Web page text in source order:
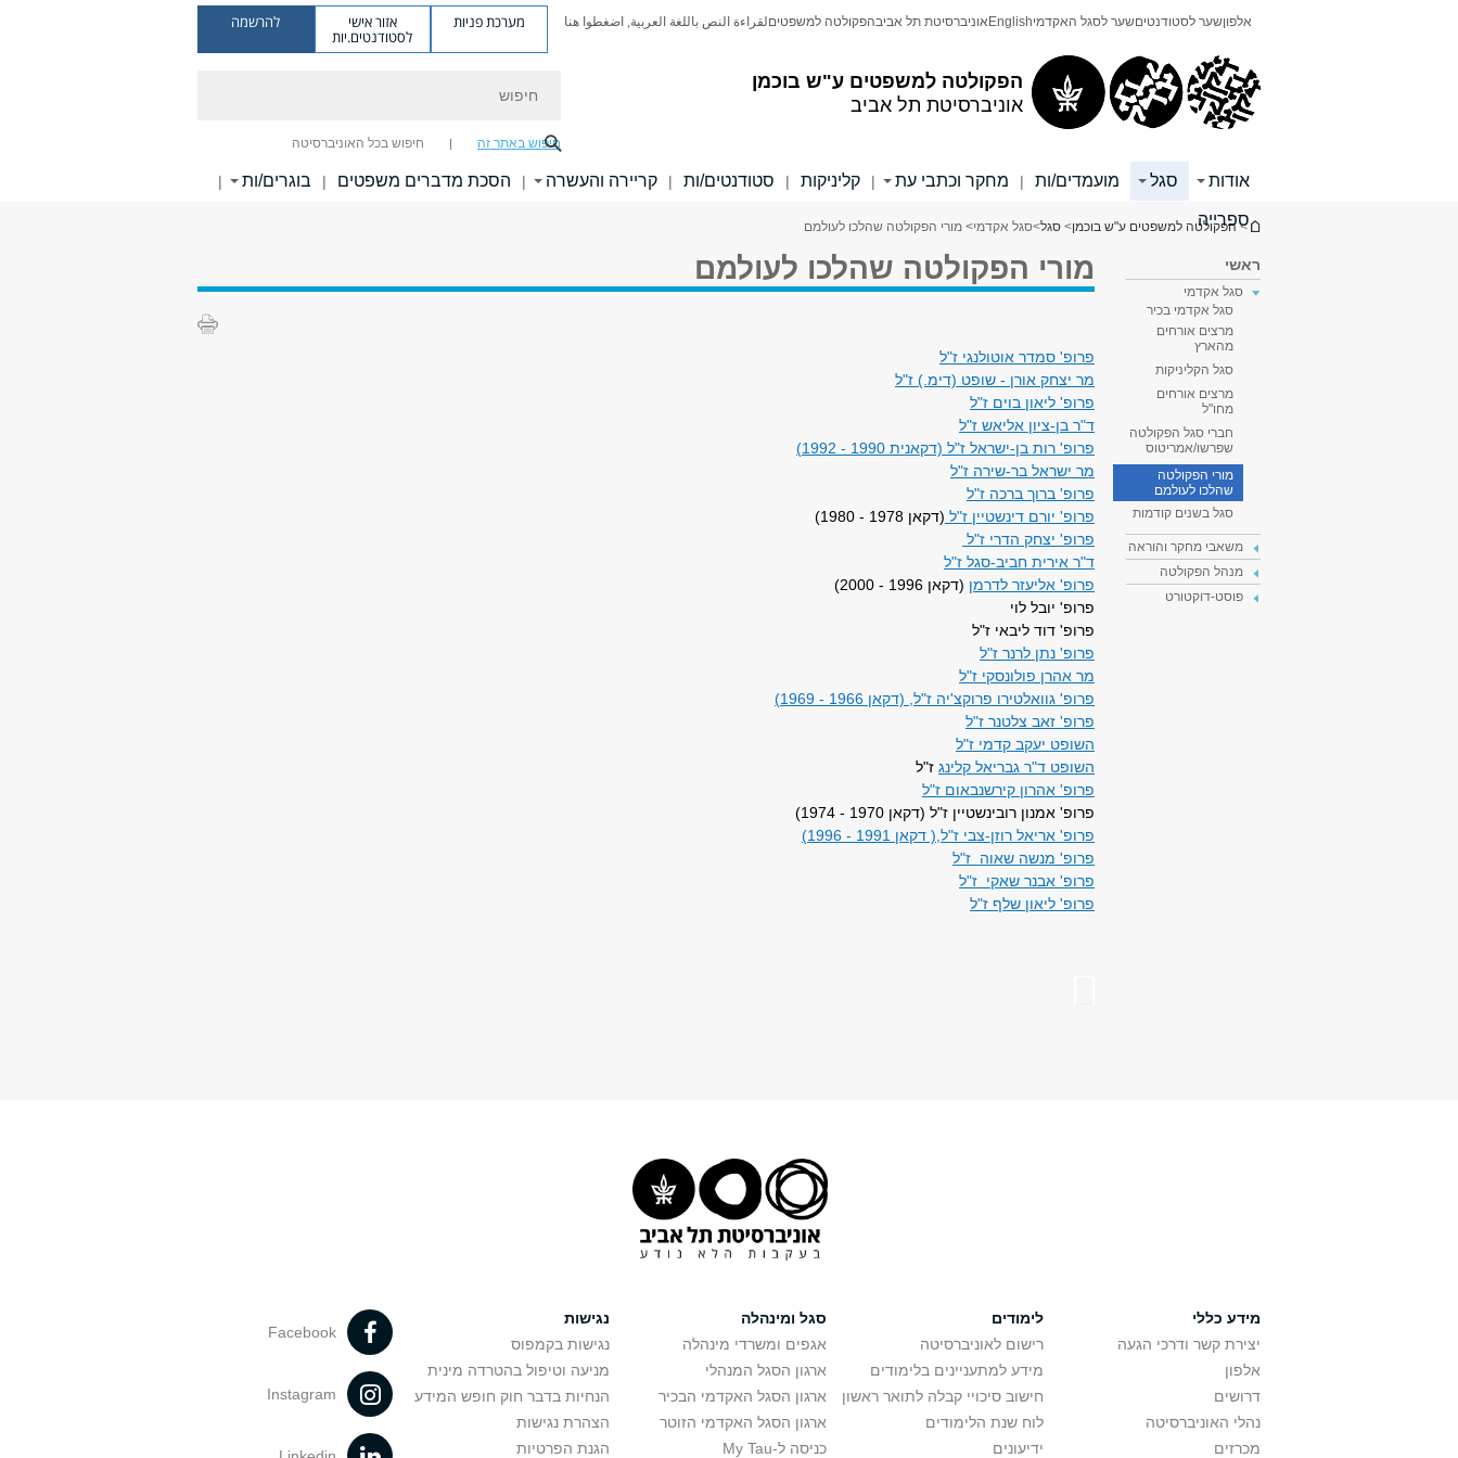
הפקולטה למשפטים ע"ש בוכמן
אוניברסיטת תל אביב
אלפוןשער לסטודנטיםשער לסגל האקדמיEnglish אוניברסיטת תל אביבהפקולטה למשפטיםلقراءة النص باللغة العربية, اضغطوا هنا מערכת פניות אזור אישי
לסטודנטים.יות
להרשמה
חיפוש באתר זה חיפוש בכל האוניברסיטה
אודות סגל מועמדים/ות | מחקר וכתבי עת | קליניקות | סטודנטים/ות | קריירה והעשרה | הסכת מדברים משפטים | בוגרים/ות |
ספרייה
הינך נמצא כאן
> הפקולטה למשפטים ע"ש בוכמן> סגל>סגל אקדמי> מורי הפקולטה שהלכו לעולמם
ראשי
סגל אקדמי
סגל אקדמי בכיר
מרצים אורחים
מהארץ
סגל הקליניקות
מרצים אורחים
מחו"ל
חברי סגל הפקולטה
שפרשו/אמריטוס
מורי הפקולטה
שהלכו לעולמם
סגל בשנים קודמות
משאבי מחקר והוראה
מנהל הפקולטה
פוסט-דוקטורט
מורי הפקולטה שהלכו לעולמם
פרופ' סמדר אוטולנגי ז"ל
מר יצחק אורן - שופט (דימ.) ז"ל
פרופ' ליאון בוים ז"ל
ד"ר בן-ציון אליאש ז"ל
פרופ' רות בן-ישראל ז"ל (דקאנית 1990 - 1992)
מר ישראל בר-שירה ז"ל
פרופ' ברוך ברכה ז"ל
פרופ' יורם דינשטיין ז"ל (דקאן 1978 - 1980)
פרופ' יצחק הדרי ז"ל
ד"ר אירית חביב-סגל ז"ל
פרופ' אליעזר לדרמן (דקאן 1996 - 2000)
פרופ' יובל לוי
פרופ' דוד ליבאי ז"ל
פרופ' נתן לרנר ז"ל
מר אהרן פולונסקי ז"ל
פרופ' גוואלטירו פרוקצ'יה ז"ל, (דקאן 1966 - 1969)
פרופ' זאב צלטנר ז"ל
השופט יעקב קדמי ז"ל
השופט ד"ר גבריאל קלינג ז"ל
פרופ' אהרון קירשנבאום ז"ל
פרופ' אמנון רובינשטיין ז"ל (דקאן 1970 - 1974)
פרופ' אריאל רוזן-צבי ז"ל,( דקאן 1991 - 1996)
פרופ' מנשה שאוה ז"ל
פרופ' אבנר שאקי ז"ל
פרופ' ליאון שלף ז"ל
מידע כללי
יצירת קשר ודרכי הגעה
אלפון
דרושים
נהלי האוניברסיטה
מכרזים
לימודים
רישום לאוניברסיטה
מידע למתעניינים בלימודים
חישוב סיכויי קבלה לתואר ראשון
לוח שנת הלימודים
ידיעונים
סגל ומינהלה
אגפים ומשרדי מינהלה
ארגון הסגל המנהלי
ארגון הסגל האקדמי הבכיר
ארגון הסגל האקדמי הזוטר
כניסה ל-My Tau
נגישות
נגישות בקמפוס
מניעה וטיפול בהטרדה מינית
הנחיות בדבר חוק חופש המידע
הצהרת נגישות
הגנת הפרטיות
Facebook
Instagram